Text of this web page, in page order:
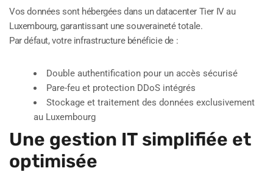
Vos données sont hébergées dans un datacenter Tier IV au
Luxembourg, garantissant une souveraineté totale.
Par défaut, votre infrastructure bénéficie de :
Double authentification pour un accès sécurisé
Pare-feu et protection DDoS intégrés
Stockage et traitement des données exclusivement
au Luxembourg
Une gestion IT simplifiée et
optimisée